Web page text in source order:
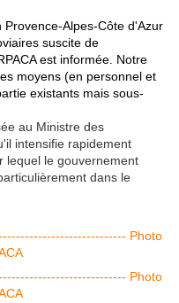
Alpes-Côte d'Azur
suscite de
est informée. Notre
moyens (en personnel et
existants mais sous-
au Ministre des
intensifie rapidement
lequel le gouvernement
dans le